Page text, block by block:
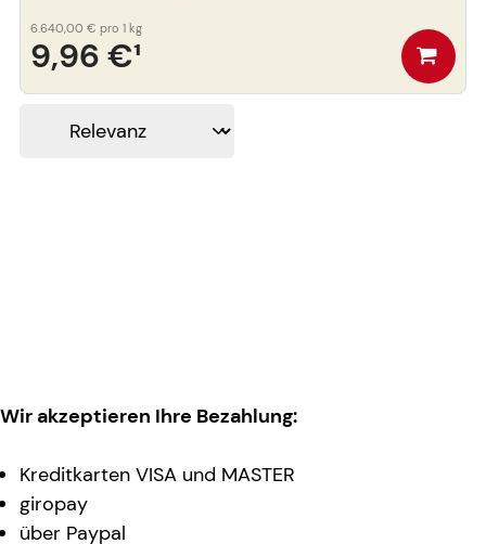
9,96 €¹
6.640,00 € pro 1 kg
Wir akzeptieren Ihre Bezahlung:
Kreditkarten VISA und MASTER
giropay
über Paypal